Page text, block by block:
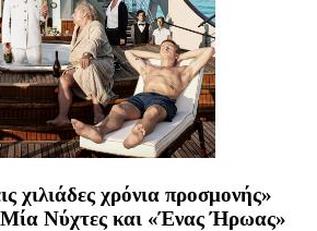
χιλιάδες χρόνια προσμονής»
Μία Νύχτες και «Ένας Ήρωας»